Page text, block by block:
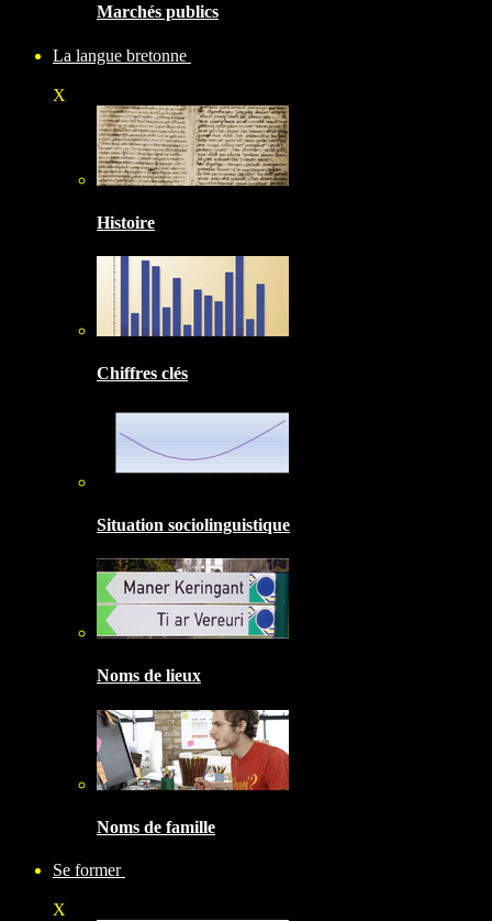
Marchés publics
La langue bretonne
X
Histoire
Chiffres clés
Situation sociolinguistique
Noms de lieux
Noms de famille
Se former
X